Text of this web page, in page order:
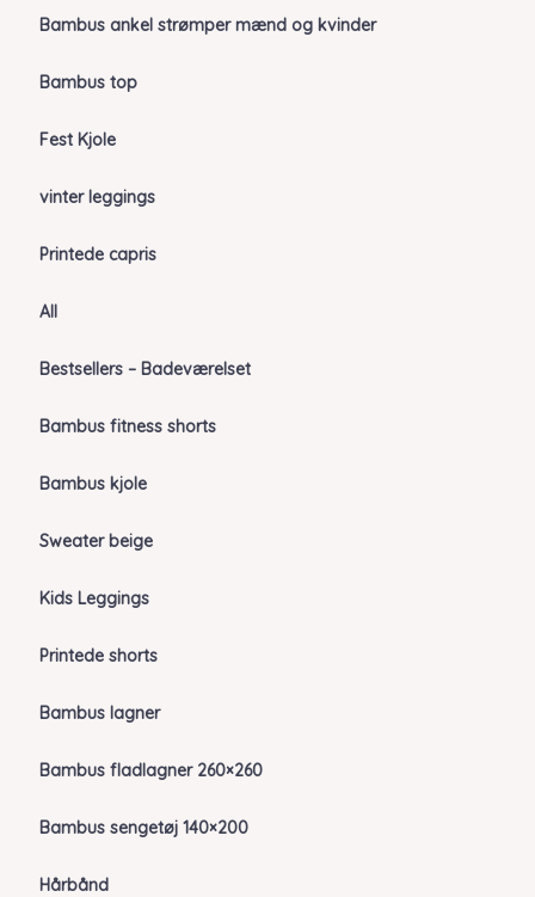
Bambus ankel strømper mænd og kvinder
Bambus top
Fest Kjole
vinter leggings
Printede capris
All
Bestsellers – Badeværelset
Bambus fitness shorts
Bambus kjole
Sweater beige
Kids Leggings
Printede shorts
Bambus lagner
Bambus fladlagner 260×260
Bambus sengetøj 140×200
Hårbånd